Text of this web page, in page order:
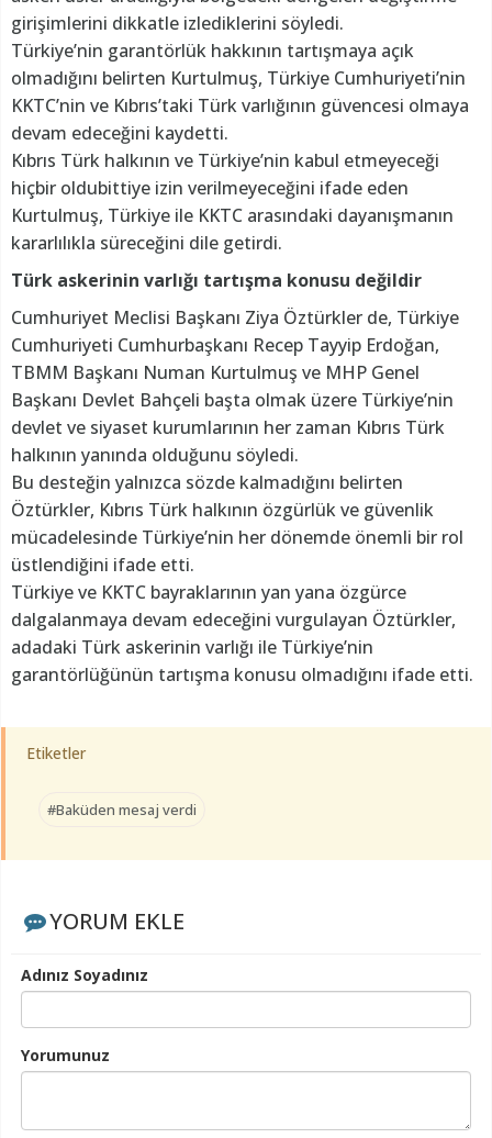
girişimlerini dikkatle izlediklerini söyledi.
Türkiye’nin garantörlük hakkının tartışmaya açık
olmadığını belirten Kurtulmuş, Türkiye Cumhuriyeti’nin
KKTC’nin ve Kıbrıs’taki Türk varlığının güvencesi olmaya
devam edeceğini kaydetti.
Kıbrıs Türk halkının ve Türkiye’nin kabul etmeyeceği
hiçbir oldubittiye izin verilmeyeceğini ifade eden
Kurtulmuş, Türkiye ile KKTC arasındaki dayanışmanın
kararlılıkla süreceğini dile getirdi.
Türk askerinin varlığı tartışma konusu değildir
Cumhuriyet Meclisi Başkanı Ziya Öztürkler de, Türkiye
Cumhuriyeti Cumhurbaşkanı Recep Tayyip Erdoğan,
TBMM Başkanı Numan Kurtulmuş ve MHP Genel
Başkanı Devlet Bahçeli başta olmak üzere Türkiye’nin
devlet ve siyaset kurumlarının her zaman Kıbrıs Türk
halkının yanında olduğunu söyledi.
Bu desteğin yalnızca sözde kalmadığını belirten
Öztürkler, Kıbrıs Türk halkının özgürlük ve güvenlik
mücadelesinde Türkiye’nin her dönemde önemli bir rol
üstlendiğini ifade etti.
Türkiye ve KKTC bayraklarının yan yana özgürce
dalgalanmaya devam edeceğini vurgulayan Öztürkler,
adadaki Türk askerinin varlığı ile Türkiye’nin
garantörlüğünün tartışma konusu olmadığını ifade etti.
Etiketler
#Baküden mesaj verdi
YORUM EKLE
Adınız Soyadınız
Yorumunuz